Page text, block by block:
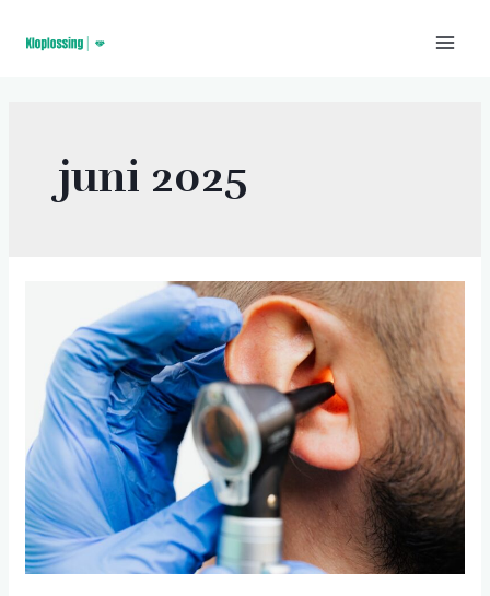
juni 2025